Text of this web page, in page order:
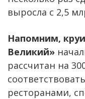
выросла с 2,5
Напомним,
Великий»
рассчитан на
ресторанами,